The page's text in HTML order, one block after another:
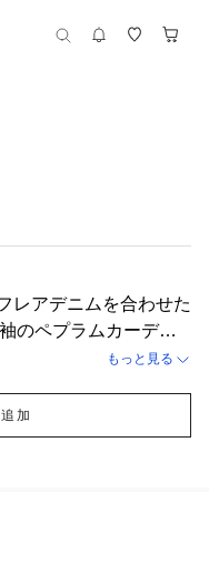
レアデニムを合わせた
のペプラムカーデも
してます！シンプルな
もっと見る
加